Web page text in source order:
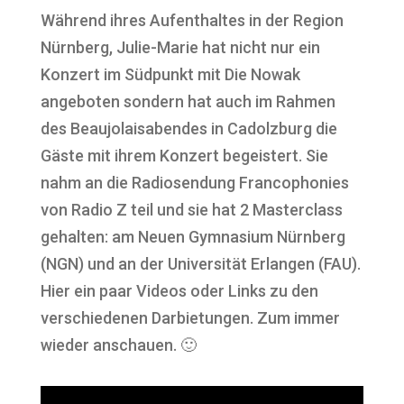
Während ihres Aufenthaltes in der Region
Nürnberg, Julie-Marie hat nicht nur ein
Konzert im Südpunkt mit Die Nowak
angeboten sondern hat auch im Rahmen
des Beaujolaisabendes in Cadolzburg die
Gäste mit ihrem Konzert begeistert. Sie
nahm an die Radiosendung Francophonies
von Radio Z teil und sie hat 2 Masterclass
gehalten: am Neuen Gymnasium Nürnberg
(NGN) und an der Universität Erlangen (FAU).
Hier ein paar Videos oder Links zu den
verschiedenen Darbietungen. Zum immer
wieder anschauen. 🙂